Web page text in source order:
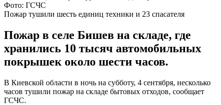
Фото: ГСЧС
Пожар тушили шесть единиц техники и 23 спасателя
Пожар в селе Бишев на складе, где
хранились 10 тысяч автомобильных
покрышек около шести часов.
В Киевской области в ночь на субботу, 4 сентября, несколько
часов тушили пожар на складе бытовых отходов, сообщает
ГСЧС.